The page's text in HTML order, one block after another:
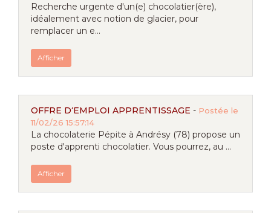
Recherche urgente d'un(e) chocolatier(ère),
idéalement avec notion de glacier, pour
remplacer un e...
Afficher
OFFRE D‘EMPLOI APPRENTISSAGE - Postée le
11/02/26 15:57:14
La chocolaterie Pépite à Andrésy (78) propose un
poste d'apprenti chocolatier. Vous pourrez, au ...
Afficher